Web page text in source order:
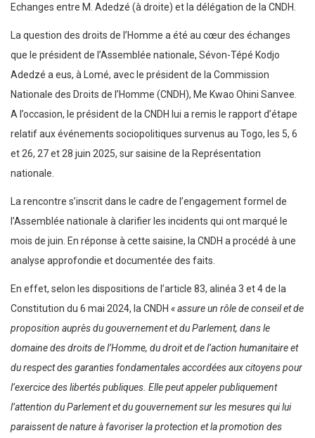
Echanges entre M. Adedzé (à droite) et la délégation de la CNDH.
La question des droits de l’Homme a été au cœur des échanges
que le président de l’Assemblée nationale, Sévon-Tépé Kodjo
Adedzé a eus, à Lomé, avec le président de la Commission
Nationale des Droits de l’Homme (CNDH), Me Kwao Ohini Sanvee.
A l’occasion, le président de la CNDH lui a remis le rapport d’étape
relatif aux événements sociopolitiques survenus au Togo, les 5, 6
et 26, 27 et 28 juin 2025, sur saisine de la Représentation
nationale.
La rencontre s’inscrit dans le cadre de l’engagement formel de
l’Assemblée nationale à clarifier les incidents qui ont marqué le
mois de juin. En réponse à cette saisine, la CNDH a procédé à une
analyse approfondie et documentée des faits.
En effet, selon les dispositions de l’article 83, alinéa 3 et 4 de la
Constitution du 6 mai 2024, la CNDH « assure un rôle de conseil et de
proposition auprès du gouvernement et du Parlement, dans le
domaine des droits de l’Homme, du droit et de l’action humanitaire et
du respect des garanties fondamentales accordées aux citoyens pour
l’exercice des libertés publiques. Elle peut appeler publiquement
l’attention du Parlement et du gouvernement sur les mesures qui lui
paraissent de nature à favoriser la protection et la promotion des